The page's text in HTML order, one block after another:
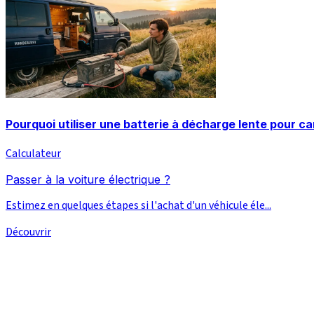
Pourquoi utiliser une batterie à décharge lente pour
Calculateur
Passer à la voiture électrique ?
Estimez en quelques étapes si l'achat d'un véhicule éle...
Découvrir